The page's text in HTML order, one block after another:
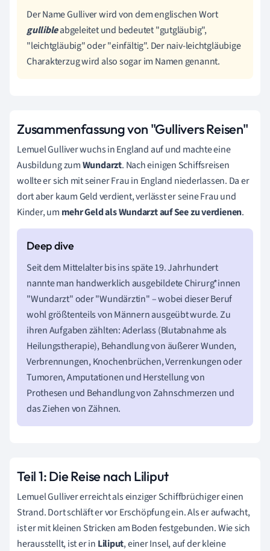
Der Name Gulliver wird von dem englischen Wort
gullibleabgeleitet und bedeutet "gutgläubig",
"leichtgläubig" oder "einfältig". Der naiv-leichtgläubige
Charakterzug wird also sogar im Namen genannt.
Zusammenfassung von "Gullivers Reisen"
Lemuel Gulliver wuchs in England auf und machte eine
Ausbildung zumWundarzt. Nach einigen Schiffsreisen
wollte er sich mit seiner Frau in England niederlassen. Da er
dort aber kaum Geld verdient, verlässt er seine Frau und
Kinder, um mehr Geld als Wundarzt auf See zu verdienen.
Seit dem Mittelalter bis ins späte 19. Jahrhundert
nannte man handwerklich ausgebildete Chirurg*innen
"Wundarzt" oder "Wundärztin" – wobei dieser Beruf
wohl größtenteils von Männern ausgeübt wurde. Zu
ihren Aufgaben zählten: Aderlass (Blutabnahme als
Heilungstherapie), Behandlung von äußerer Wunden,
Verbrennungen, Knochenbrüchen, Verrenkungen oder
Tumoren, Amputationen und Herstellung von
Prothesen und Behandlung von Zahnschmerzen und
das Ziehen von Zähnen.
Teil 1: Die Reise nach Liliput
Lemuel Gulliver erreicht als einziger Schiffbrüchiger einen
Strand. Dort schläft er vor Erschöpfung ein. Als er aufwacht,
ist er mit kleinen Stricken am Boden festgebunden. Wie sich
herausstellt, ist er in Liliput, einer Insel, auf der kleine